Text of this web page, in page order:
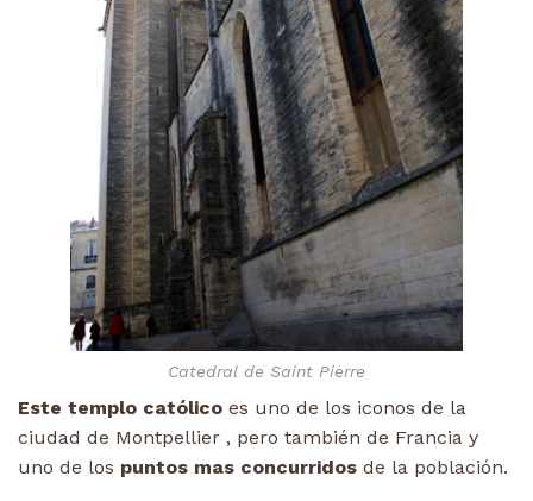
Catedral de Saint Pierre
Este templo católico es uno de los iconos de la
ciudad de Montpellier , pero también de Francia y
uno de los puntos mas concurridos de la población.